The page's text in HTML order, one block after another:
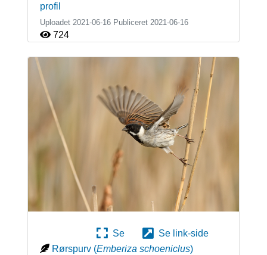
profil
Uploadet 2021-06-16 Publiceret 2021-06-16
724
Se
Se link-side
Rørspurv (Emberiza schoeniclus)